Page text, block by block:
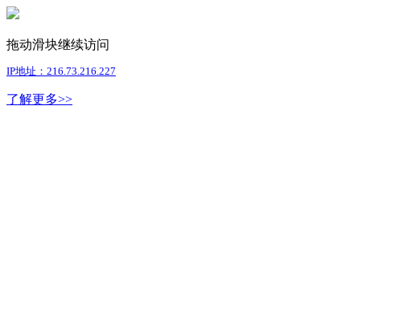
拖动滑块继续访问
IP地址：216.73.216.227
了解更多>>